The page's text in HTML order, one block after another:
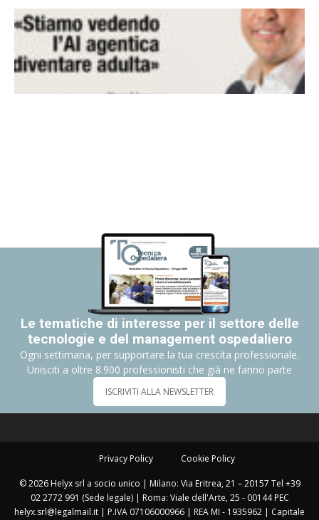
Le tematiche di interesse per il settore delle
tecnologie e del management ospedaliero
Ogni settimana, per supportare la tua crescita professionale.
Unisciti a oltre 8.900 professionisti che già ne fanno parte
ISCRIVITI ALLA NEWSLETTER
Privacy Policy Cookie Policy
© 2026 Helyx srl a socio unico | Milano: Via Eritrea, 21 – 20157 Tel +39
02 2772 991 (Sede legale) | Roma: Viale dell'Arte, 25 - 00144 PEC
helyx.srl@legalmail.it | P.IVA 07106000966 | REA MI - 1935962 | Capitale